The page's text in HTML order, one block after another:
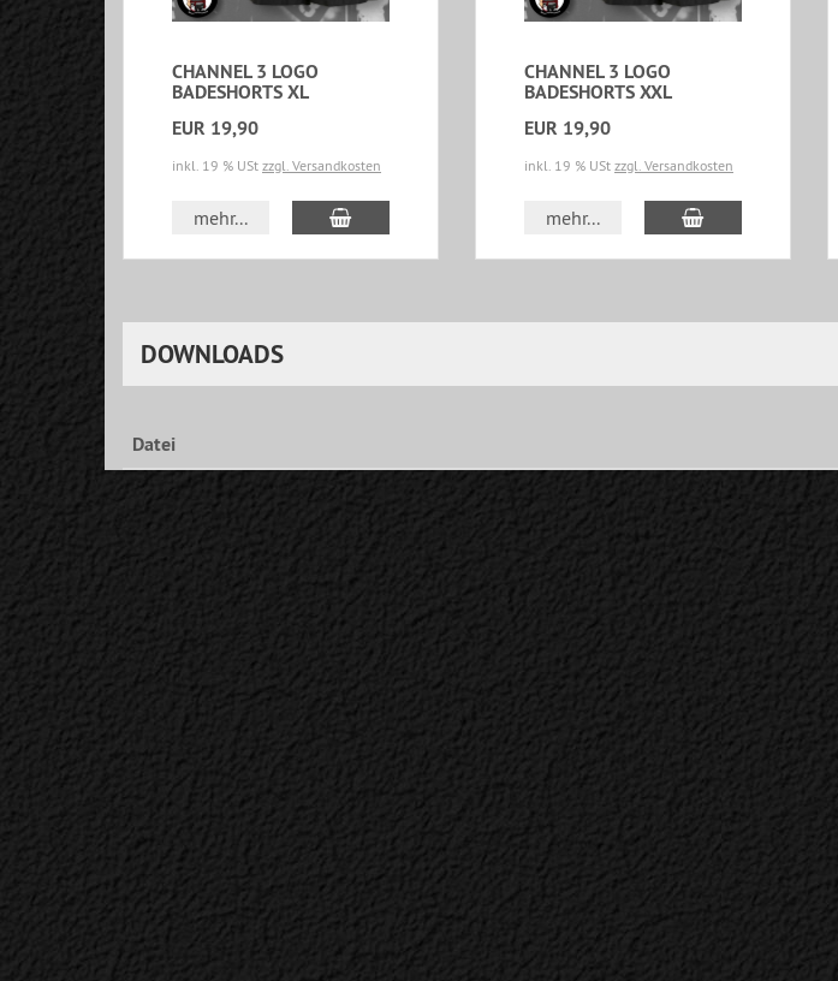
CHANNEL 3 LOGO
BADESHORTS XL
EUR 19,90
inkl. 19 % USt zzgl. Versandkosten
mehr... In den Warenkorb
CHANNEL 3 LOGO
BADESHORTS XXL
EUR 19,90
inkl. 19 % USt zzgl. Versandkosten
mehr... In den Warenkorb
DOWNLOADS
Datei